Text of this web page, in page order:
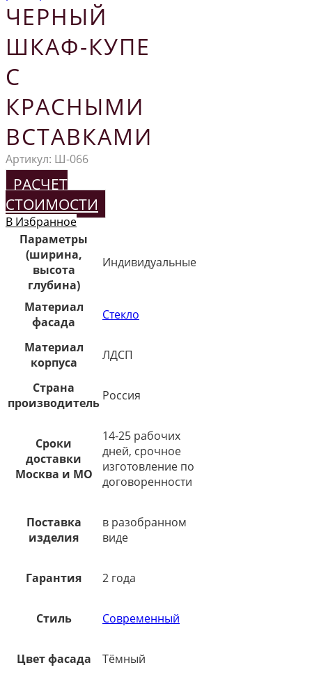
ЧЕРНЫЙ
ШКАФ-КУПЕ
С
КРАСНЫМИ
ВСТАВКАМИ
Артикул: Ш-066
РАСЧЕТ
СТОИМОСТИ
В Избранное
Параметры
(ширина,
высота
глубина)
Индивидуальные
Материал
фасада
Стекло
Материал
корпуса
ЛДСП
Страна
производитель Россия
Сроки
доставки
Москва и МО
14-25 рабочих
дней, срочное
изготовление по
договоренности
Поставка
изделия
в разобранном
виде
Гарантия 2 года
Стиль Современный
Цвет фасада
Тёмный